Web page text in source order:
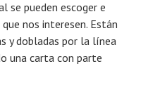
se pueden escoger e
nos interesen. Están
y dobladas por la línea
una carta con parte